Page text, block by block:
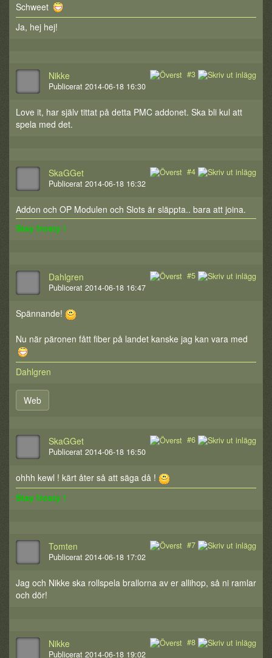
Schweet
Ja, hej hej!
#3
Nikke
Publicerat 2014-06-18 16:30
Love it, har själv tittat på detta PMC addonet. Ska bli kul att
spela med det.
#4
SkaGGet
Publicerat 2014-06-18 16:32
Addon och OP Modulen och Slots är släppta.. bara att joina.
Stay frosty !
#5
Dahlgren
Publicerat 2014-06-18 16:47
Spännande!
Nu när päronen fått fiber på landet kanske jag kan vara med
Dahlgren
Web
#6
SkaGGet
Publicerat 2014-06-18 16:50
ohhh kewl ! kärt åter så att säga då !
Stay frosty !
#7
Tomten
Publicerat 2014-06-18 17:02
Jag och Nikke ska rollspela brallorna av er allihop, så ni ramlar
och dör!
#8
Nikke
Publicerat 2014-06-18 19:02